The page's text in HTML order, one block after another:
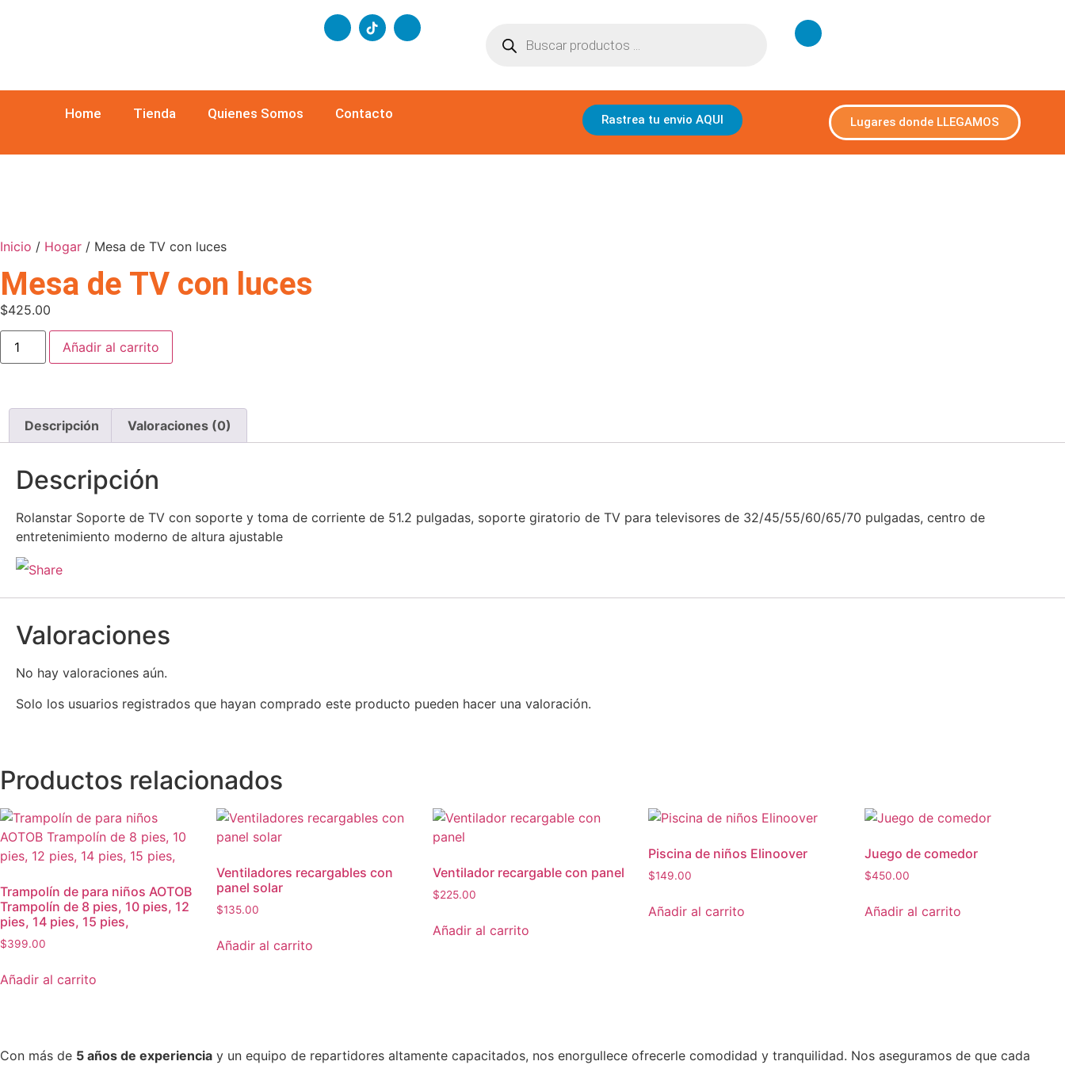
Home Tienda Quienes Somos Contacto Rastrea tu envio AQUI Lugares donde LLEGAMOS
Inicio / Hogar / Mesa de TV con luces
Mesa de TV con luces
$425.00
Añadir al carrito
Descripción Valoraciones (0)
Descripción
Rolanstar Soporte de TV con soporte y toma de corriente de 51.2 pulgadas, soporte giratorio de TV para televisores de 32/45/55/60/65/70 pulgadas, centro de
entretenimiento moderno de altura ajustable
Valoraciones
No hay valoraciones aún.
Solo los usuarios registrados que hayan comprado este producto pueden hacer una valoración.
Productos relacionados
Trampolín de para niños AOTOB
Trampolín de 8 pies, 10 pies, 12
pies, 14 pies, 15 pies,
$399.00
Añadir al carrito
Ventiladores recargables con
panel solar
$135.00
Añadir al carrito
Ventilador recargable con panel
$225.00
Añadir al carrito
Piscina de niños Elinoover
$149.00
Añadir al carrito
Juego de comedor
$450.00
Añadir al carrito
Con más de 5 años de experiencia y un equipo de repartidores altamente capacitados, nos enorgullece ofrecerle comodidad y tranquilidad. Nos aseguramos de que cada